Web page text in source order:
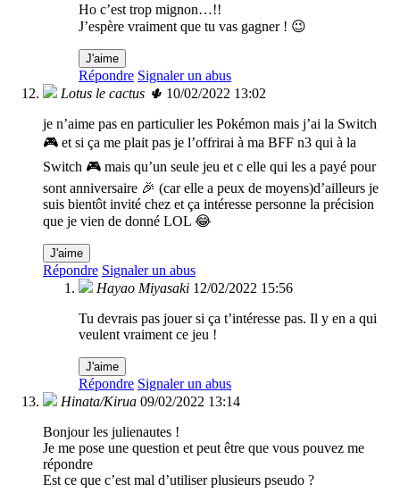
Ho c’est trop mignon…!!
J’espère vraiment que tu vas gagner ! 😉
J'aime
Répondre Signaler un abus
Lotus le cactus 🌵 10/02/2022 13:02
je n’aime pas en particulier les Pokémon mais j’ai la Switch
🎮 et si ça me plait pas je l’offrirai à ma BFF n3 qui à la
Switch 🎮 mais qu’un seule jeu et c elle qui les a payé pour
sont anniversaire 🎉 (car elle a peux de moyens)d’ailleurs je
suis bientôt invité chez et ça intéresse personne la précision
que je vien de donné LOL 😂
J'aime
Répondre Signaler un abus
Hayao Miyasaki 12/02/2022 15:56
Tu devrais pas jouer si ça t’intéresse pas. Il y en a qui
veulent vraiment ce jeu !
J'aime
Répondre Signaler un abus
Hinata/Kirua 09/02/2022 13:14
Bonjour les julienautes !
Je me pose une question et peut être que vous pouvez me
répondre
Est ce que c’est mal d’utiliser plusieurs pseudo ?